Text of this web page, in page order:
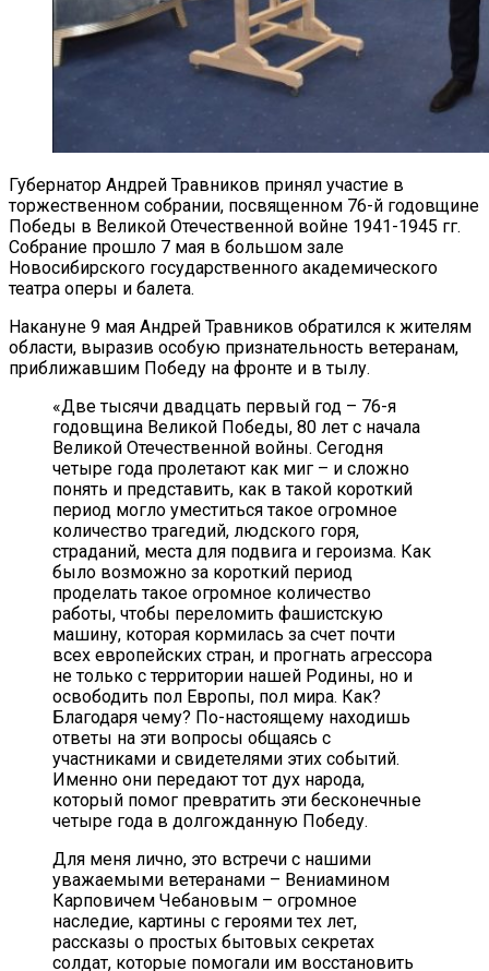
Губернатор Андрей Травников принял участие в
торжественном собрании, посвященном 76-й годовщине
Победы в Великой Отечественной войне 1941-1945 гг.
Собрание прошло 7 мая в большом зале
Новосибирского государственного академического
театра оперы и балета.
Накануне 9 мая Андрей Травников обратился к жителям
области, выразив особую признательность ветеранам,
приближавшим Победу на фронте и в тылу.
«Две тысячи двадцать первый год – 76-я
годовщина Великой Победы, 80 лет с начала
Великой Отечественной войны. Сегодня
четыре года пролетают как миг – и сложно
понять и представить, как в такой короткий
период могло уместиться такое огромное
количество трагедий, людского горя,
страданий, места для подвига и героизма. Как
было возможно за короткий период
проделать такое огромное количество
работы, чтобы переломить фашистскую
машину, которая кормилась за счет почти
всех европейских стран, и прогнать агрессора
не только с территории нашей Родины, но и
освободить пол Европы, пол мира. Как?
Благодаря чему? По-настоящему находишь
ответы на эти вопросы общаясь с
участниками и свидетелями этих событий.
Именно они передают тот дух народа,
который помог превратить эти бесконечные
четыре года в долгожданную Победу.
Для меня лично, это встречи с нашими
уважаемыми ветеранами – Вениамином
Карповичем Чебановым – огромное
наследие, картины с героями тех лет,
рассказы о простых бытовых секретах
солдат, которые помогали им восстановить